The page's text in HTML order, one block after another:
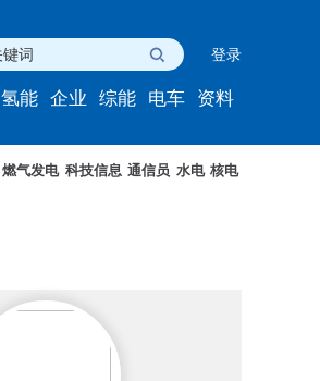
登录
氢能 企业 综能 电车 资料
燃气发电 科技信息 通信员 水电 核电